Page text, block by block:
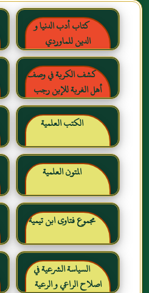
كتاب أدب الدنيا و
الدين للماوردي
كشف الكربة في وصف
أهل الغربة للإبن رجب
الحنبلي رحمه الله
الكتب العلمية
المتون العلمية
مجموع فتاوى ابن تيمية
السياسة الشرعية في
اصلاح الراعي و الرعية